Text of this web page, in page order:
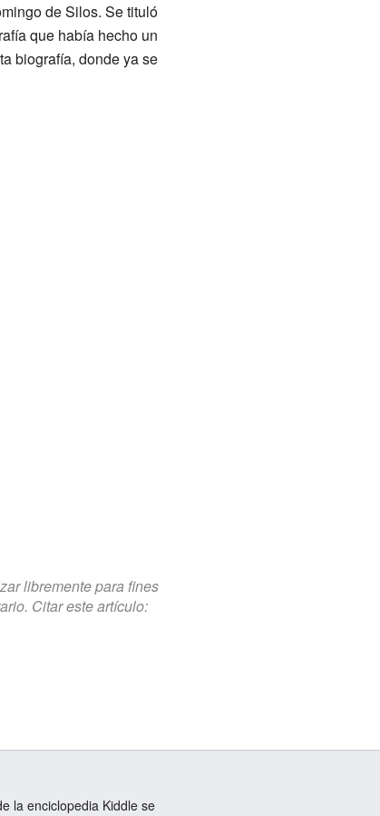
de Silos. Se tituló
que había hecho un
biografía, donde ya se
libremente para fines
Citar este artículo:
la enciclopedia Kiddle se